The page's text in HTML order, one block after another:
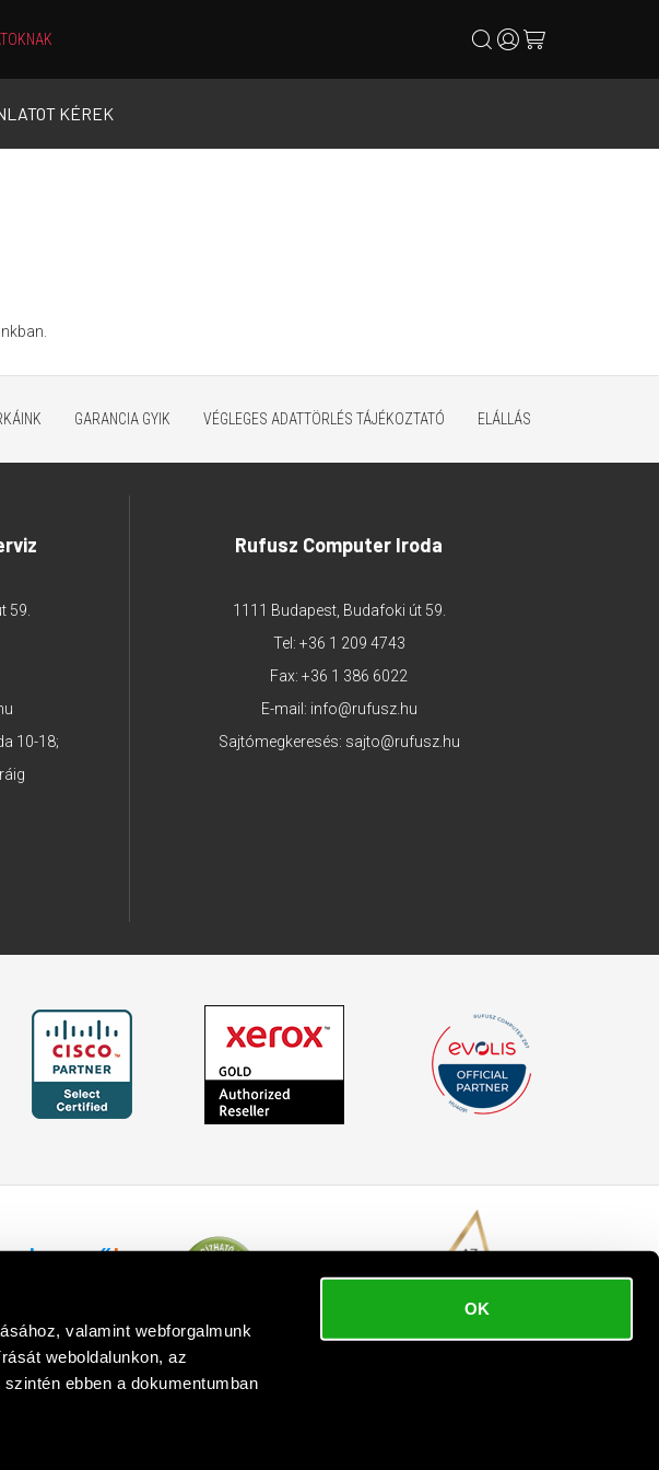
valamint webforgalmunk
weboldalunkon, az
ebben a dokumentumban
OK
search usercart
KÉREK
GARANCIA GYIK VÉGLEGES ADATTÖRLÉS TÁJÉKOZTATÓ ELÁLLÁS
59.
10-18;
Rufusz Computer Iroda
1111 Budapest, Budafoki út 59.
Tel: +36 1 209 4743
Fax: +36 1 386 6022
E-mail: info@rufusz.hu
Sajtómegkeresés: sajto@rufusz.hu
fenntartva. All rights reserved.